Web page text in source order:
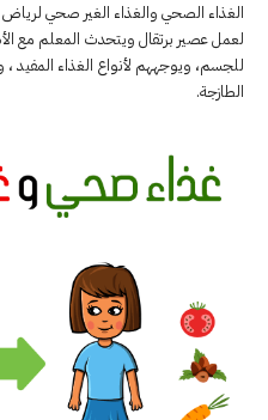
الغذاء الصحي والغذاء الغير صحي لرياض
لعمل عصير برتقال ويتحدث المعلم مع
للجسم، ويوجههم لأنواع الغذاء المفيد
الطازجة.